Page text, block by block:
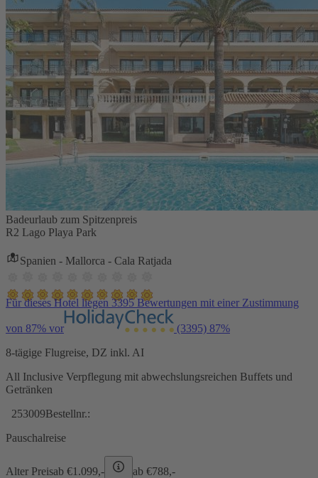
Badeurlaub zum Spitzenpreis
R2 Lago Playa Park
Spanien - Mallorca - Cala Ratjada
Für dieses Hotel liegen 3395 Bewertungen mit einer Zustimmung
von 87% vor (3395) 87%
8-tägige Flugreise, DZ inkl. AI
All Inclusive Verpflegung mit abwechslungsreichen Buffets und
Getränken
253009Bestellnr.:
Pauschalreise
Alter Preisab €1.099,- ab €788,-